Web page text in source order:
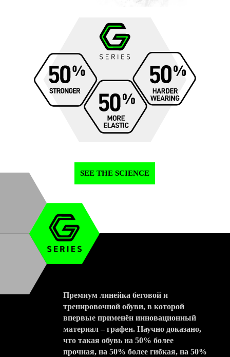
SEE THE SCIENCE
Премиум линейка беговой и
тренировочной обуви, в которой
впервые применён инновационный
материал – графен. Научно доказано,
что такая обувь на 50% более
прочная, на 50% более гибкая, на 50%